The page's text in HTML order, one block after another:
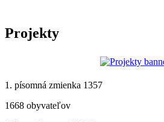
Projekty
1. písomná zmienka 1357
1668 obyvateľov